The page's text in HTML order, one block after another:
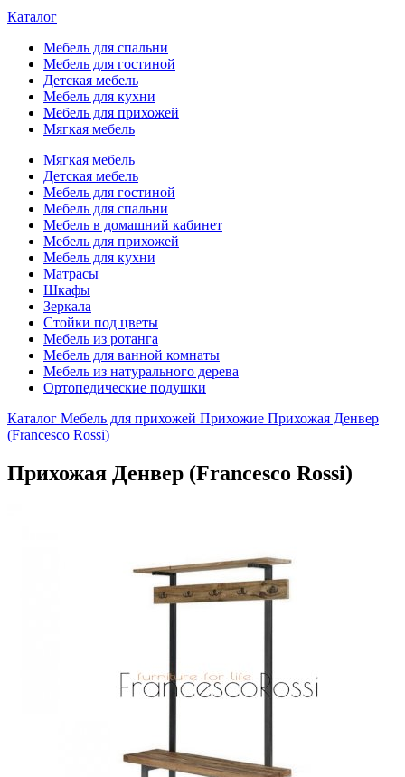
Каталог
Мебель для спальни
Мебель для гостиной
Детская мебель
Мебель для кухни
Мебель для прихожей
Мягкая мебель
Мягкая мебель
Детская мебель
Мебель для гостиной
Мебель для спальни
Мебель в домашний кабинет
Мебель для прихожей
Мебель для кухни
Матрасы
Шкафы
Зеркала
Стойки под цветы
Мебель из ротанга
Мебель для ванной комнаты
Мебель из натурального дерева
Ортопедические подушки
Каталог Мебель для прихожей Прихожие Прихожая Денвер
(Francesco Rossi)
Прихожая Денвер (Francesco Rossi)